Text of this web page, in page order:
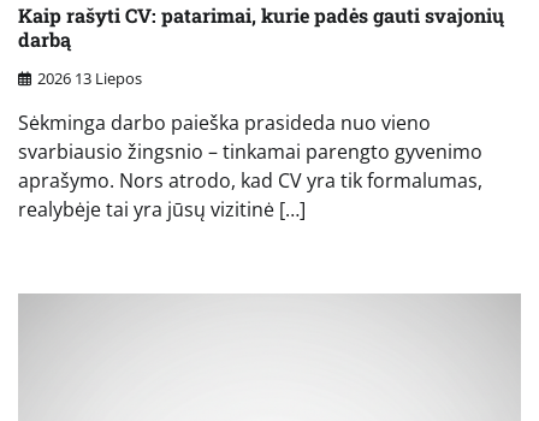
Kaip rašyti CV: patarimai, kurie padės gauti svajonių
darbą
2026 13 Liepos
Sėkminga darbo paieška prasideda nuo vieno
svarbiausio žingsnio – tinkamai parengto gyvenimo
aprašymo. Nors atrodo, kad CV yra tik formalumas,
realybėje tai yra jūsų vizitinė […]